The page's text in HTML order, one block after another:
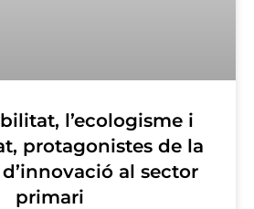
l’ecologisme i
protagonistes de la
al sector
primari